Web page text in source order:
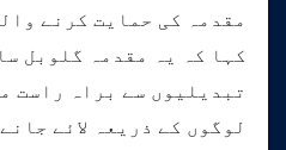
مقدمہ کی حمایت کرنے
کہا کہ یہ مقدمہ گلوبل
تبدیلیوں سے براہ راست
لوگوں کے ذریعہ لائے